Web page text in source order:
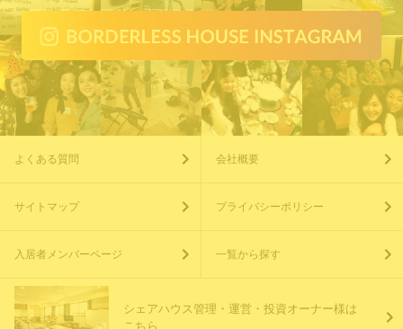
よくある質問 会社概要
サイトマップ プライバシーポリシー
入居者メンバーページ 一覧から探す
シェアハウス管理・運営・投資オーナー様は
こちら